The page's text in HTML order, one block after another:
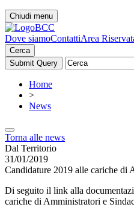
Chiudi menu
Dove siamoContattiArea
Cerca
Home
>
News
Torna alle news
Dal Territorio
31/01/2019
Candidature 2019 alle cariche di
Di seguito il link alla
cariche di Amministratori e